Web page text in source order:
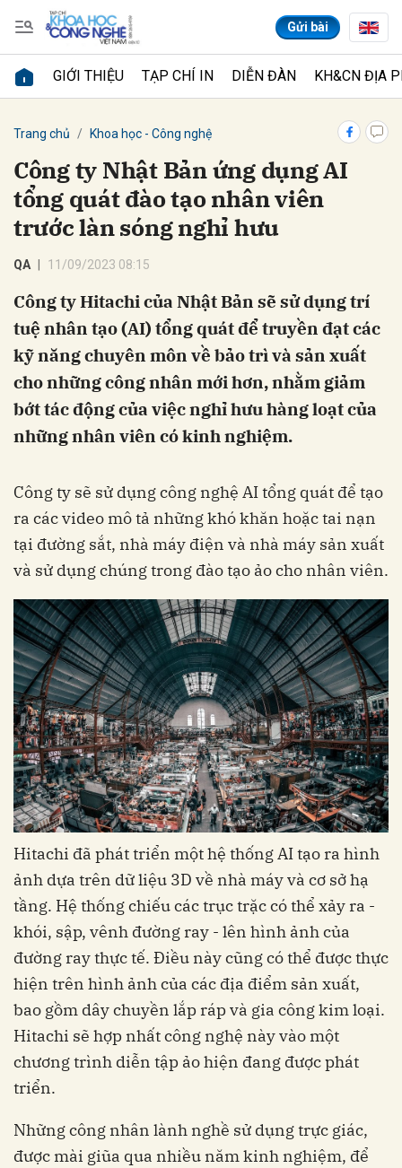
Gửi bài
GIỚI THIỆU TẠP CHÍ IN DIỄN ĐÀN KH&CN ĐỊA
Trang chủ Khoa học - Công nghệ
Công ty Nhật Bản ứng dụng AI
tổng quát đào tạo nhân viên
trước làn sóng nghỉ hưu
QA 11/09/2023 08:15
Công ty Hitachi của Nhật Bản sẽ sử dụng trí
tuệ nhân tạo (AI) tổng quát để truyền đạt các
kỹ năng chuyên môn về bảo trì và sản xuất
cho những công nhân mới hơn, nhằm giảm
bớt tác động của việc nghỉ hưu hàng loạt của
những nhân viên có kinh nghiệm.
Công ty sẽ sử dụng công nghệ AI tổng quát để tạo
ra các video mô tả những khó khăn hoặc tai nạn
tại đường sắt, nhà máy điện và nhà máy sản xuất
và sử dụng chúng trong đào tạo ảo cho nhân viên.
Hitachi đã phát triển một hệ thống AI tạo ra hình
ảnh dựa trên dữ liệu 3D về nhà máy và cơ sở hạ
tầng. Hệ thống chiếu các trục trặc có thể xảy ra -
khói, sập, vênh đường ray - lên hình ảnh của
đường ray thực tế. Điều này cũng có thể được thực
hiện trên hình ảnh của các địa điểm sản xuất,
bao gồm dây chuyền lắp ráp và gia công kim loại.
Hitachi sẽ hợp nhất công nghệ này vào một
chương trình diễn tập ảo hiện đang được phát
triển.
Những công nhân lành nghề sử dụng trực giác,
được mài giũa qua nhiều năm kinh nghiệm, để
Gửi bình luận
Hủy Gửi